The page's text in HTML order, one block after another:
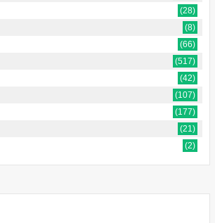
(28)
(8)
(66)
(517)
(42)
(107)
(177)
(21)
(2)